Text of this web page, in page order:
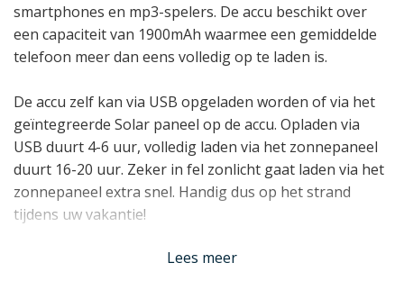
smartphones en mp3-spelers. De accu beschikt over
een capaciteit van 1900mAh waarmee een gemiddelde
telefoon meer dan eens volledig op te laden is.
De accu zelf kan via USB opgeladen worden of via het
geïntegreerde Solar paneel op de accu. Opladen via
USB duurt 4-6 uur, volledig laden via het zonnepaneel
duurt 16-20 uur. Zeker in fel zonlicht gaat laden via het
zonnepaneel extra snel. Handig dus op het strand
tijdens uw vakantie!
Lees minder
Lees meer